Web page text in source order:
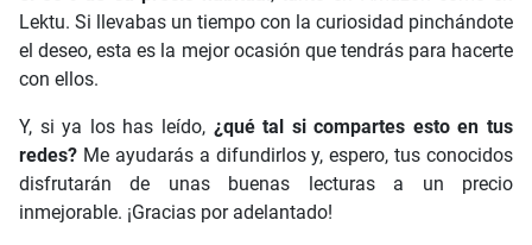
Lektu. Si llevabas un tiempo con la curiosidad pinchándote
el deseo, esta es la mejor ocasión que tendrás para hacerte
con ellos.
Y, si ya los has leído, ¿qué tal si compartes esto en tus
redes? Me ayudarás a difundirlos y, espero, tus conocidos
disfrutarán de unas buenas lecturas a un precio
inmejorable. ¡Gracias por adelantado!